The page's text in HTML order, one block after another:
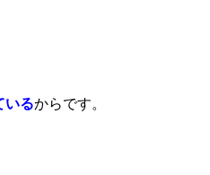
いるからです。